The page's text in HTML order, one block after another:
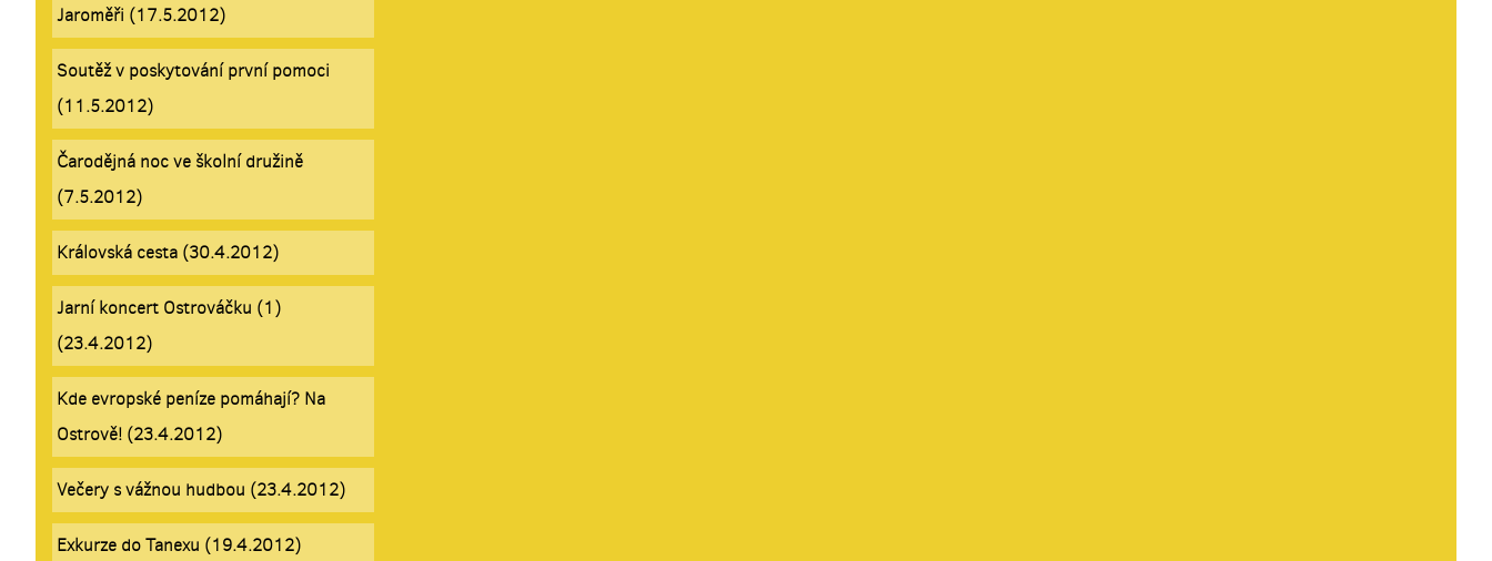
Jaroměři (17.5.2012)
Soutěž v poskytování první pomoci
(11.5.2012)
Čarodějná noc ve školní družině
(7.5.2012)
Královská cesta (30.4.2012)
Jarní koncert Ostrováčku (1)
(23.4.2012)
Kde evropské peníze pomáhají? Na
Ostrově! (23.4.2012)
Večery s vážnou hudbou (23.4.2012)
Exkurze do Tanexu (19.4.2012)